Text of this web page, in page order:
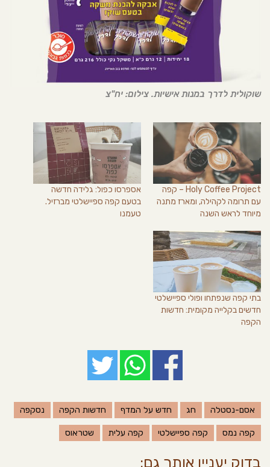
שוקולית לדרך במנות אישיות. צילום: יח"צ
Holy Coffee Project – קפה
עם תרומה לקהילה, ומארז מתנה
מיוחד לראש השנה
אספרסו כפול: גלידה חדשה
בטעם קפה ספיישלטי מברזיל.
טעמנו
בתי קפה שנפתחו ופולי ספיישלטי
חדשים בקלייה מקומית: חדשות
הקפה
אסם-נסטלה חג חדש על המדף חדשות הקפה נסקפה
קפה נמס קפה ספיישלטי קפה עלית שטראוס
בדוק יעניין אותך גם: